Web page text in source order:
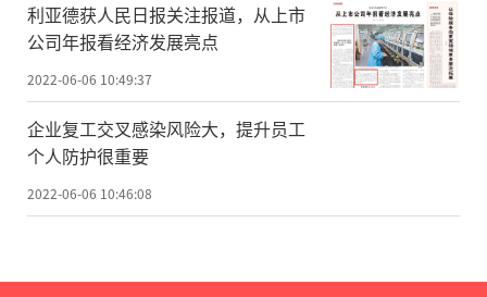
利亚德获人民日报关注报道，从上市
公司年报看经济发展亮点
2022-06-06 10:49:37
企业复工交叉感染风险大，提升员工
个人防护很重要
2022-06-06 10:46:08